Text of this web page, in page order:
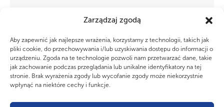
Zarządzaj zgodą
Aby zapewnić jak najlepsze wrażenia, korzystamy z technologii, takich jak
pliki cookie, do przechowywania i/lub uzyskiwania dostępu do informacji o
urządzeniu. Zgoda na te technologie pozwoli nam przetwarzać dane, takie
jak zachowanie podczas przeglądania lub unikalne identyfikatory na tej
stronie. Brak wyrażenia zgody lub wycofanie zgody może niekorzystnie
wpłynąć na niektóre cechy i funkcje.
Zbiórka Wyborcza REJON 4 (Aleksandrów
Na podstawie pkt 22 Uchwały nr 73/XLII z dnia 9 stycznia 2026 r. w
sprawie Ordynacji wyborczej ZHP oraz zgodnie z Uchwałą nr
04/2026 Komendy...